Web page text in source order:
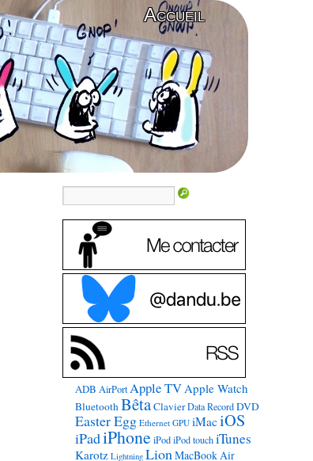
Accueil
ADB AirPort Apple TVApple Watch
BluetoothBêtaClavier Data Record DVD
Easter Egg Ethernet GPU iMaciOS
iPadiPhone iPod iPod touch iTunes
Karotz Lightning LionMacBook Air